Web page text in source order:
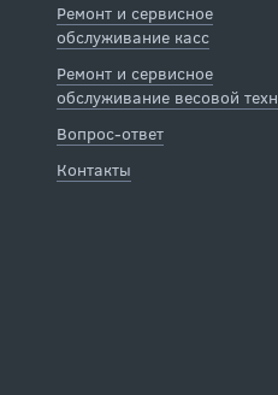
Ремонт и сервисное
обслуживание касс
Ремонт и сервисное
обслуживание весовой
Вопрос-ответ
Контакты